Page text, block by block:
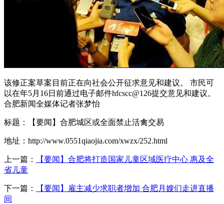
该修正案草案目前正在向社会公开征求意见和建议。 市民可
以在年5月16日前通过电子邮件hfcscc@126提交意见和建议。
合肥新闻全媒体记者张梦怡
标题：【要闻】合肥城区或全面禁止活禽交易
地址：http://www.0551qiaojia.com/xwzx/252.html
上一篇：
【要闻】合肥将打造国家儿童区域医疗中心 惠及全
省儿童
下一篇：
【要闻】雇主减少求职者增加 合肥月嫂们走进直播
间